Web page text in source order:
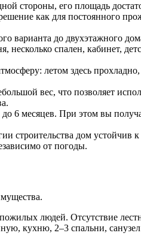
стороны, его площадь
как для постоянного
варианта до двухэтажного
несколько спален, кабинет,
летом здесь
вес, что позволяет
до 6 месяцев. При этом вы
строительства дом устойчив
от погоды.
людей. Отсутствие
кухню, 2–3 спальни,